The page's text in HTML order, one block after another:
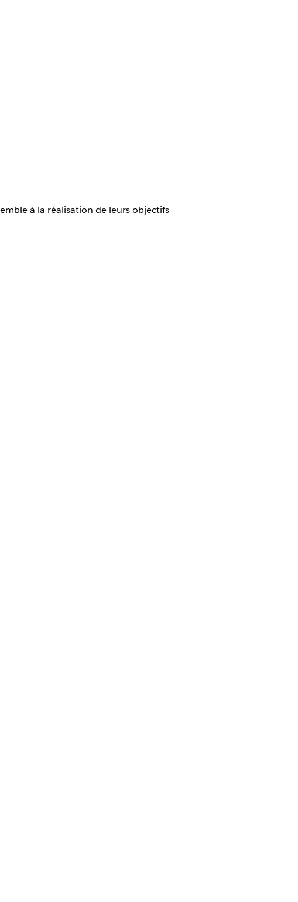
à la réalisation de leurs objectifs